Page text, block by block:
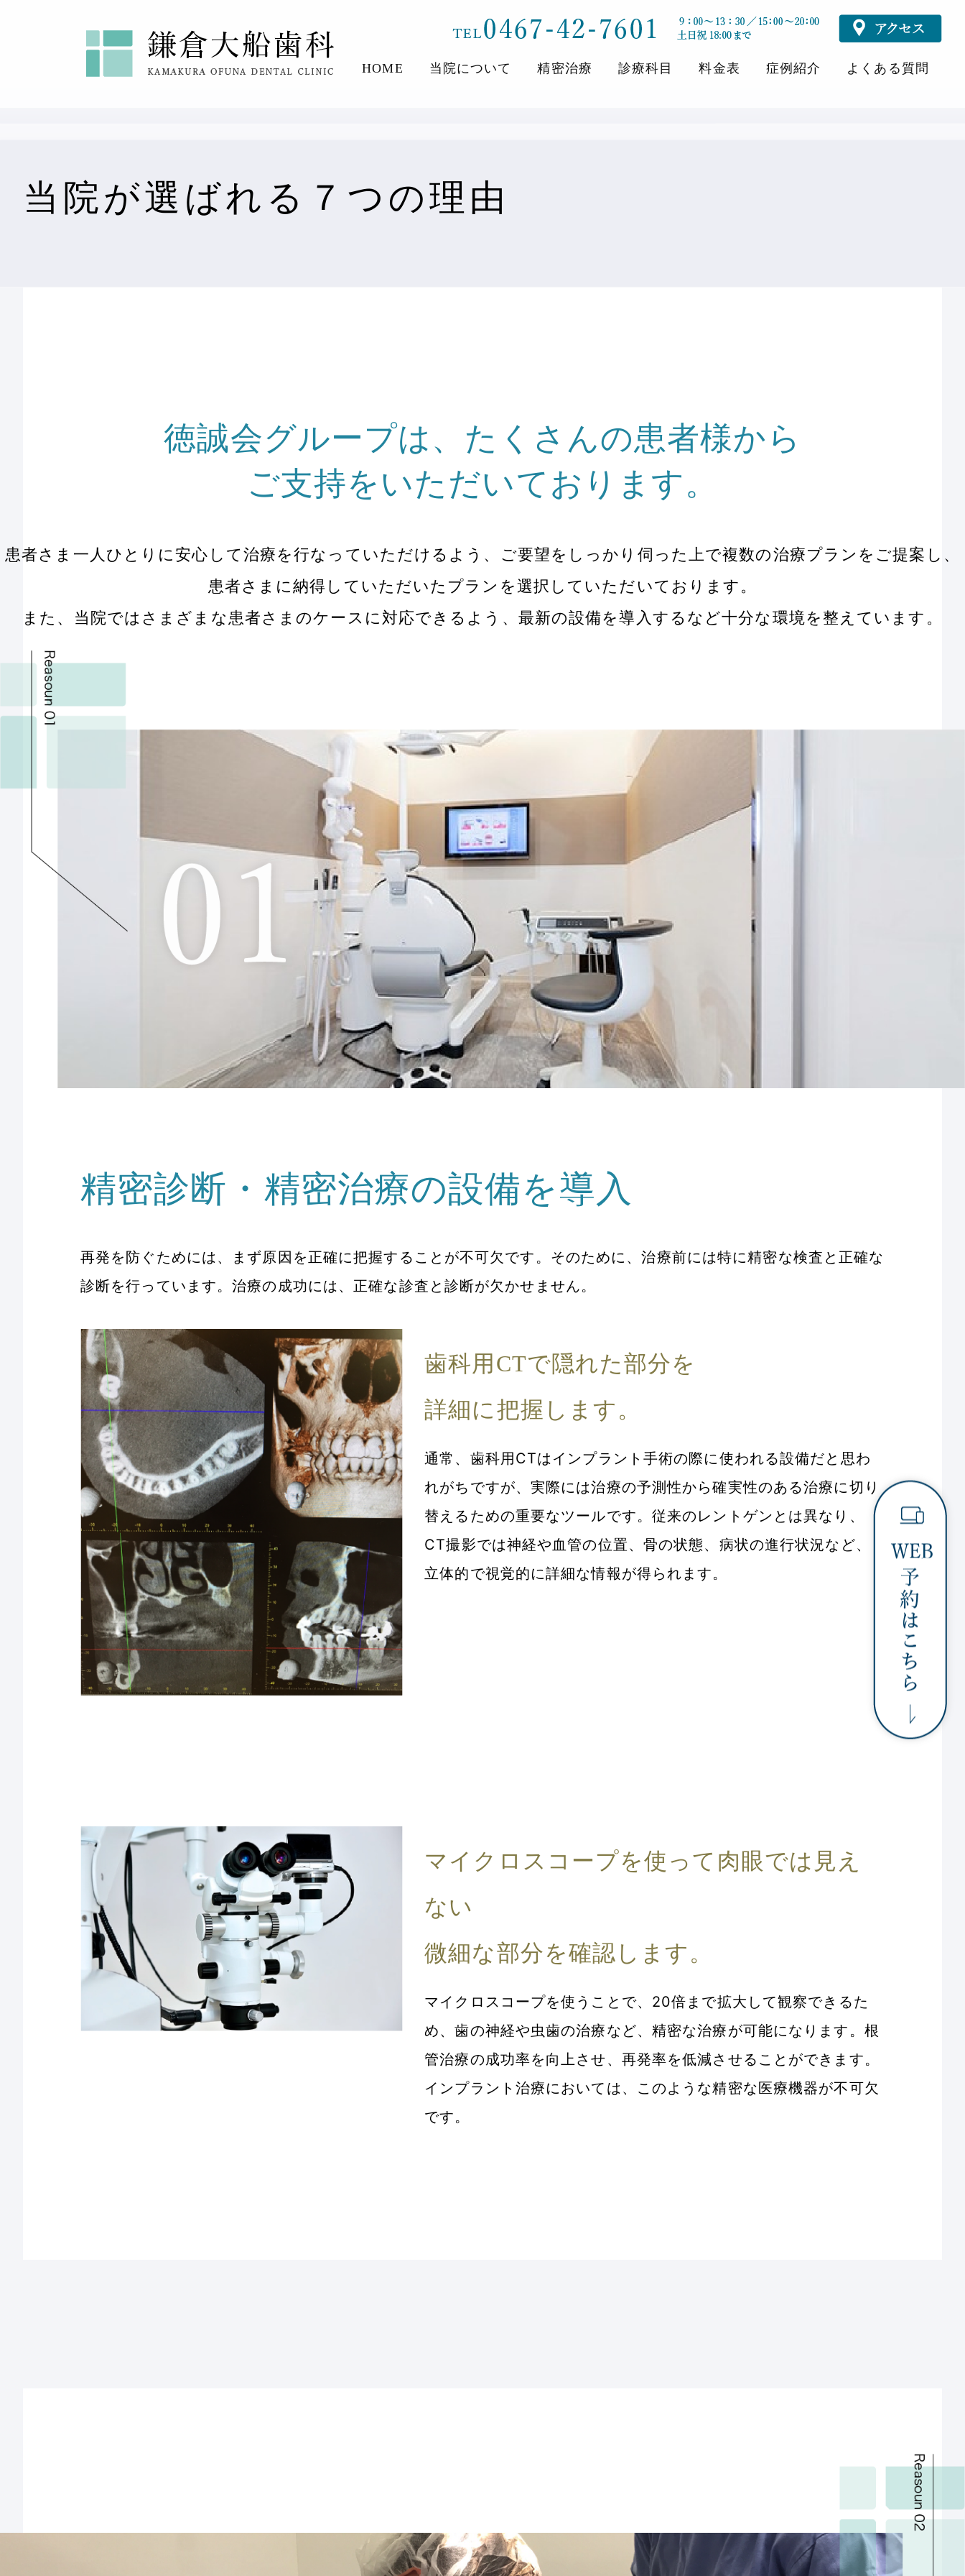
HOME 当院について 精密治療 診療科目 料金表 症例紹介 よくある質問
当院が選ばれる７つの理由
徳誠会グループは、 たくさんの患者様から
ご支持をいただいて おります。
患者さま一人ひとりに安心して治療を行なっていただけるよう、ご要望をしっかり伺った上で複数の治療プランをご提案し、
患者さまに納得していただいたプランを選択していただいております。
また、当院ではさまざまな患者さまのケースに対応できるよう、最新の設備を導入するなど十分な環境を整えています。
精密診断・精密治療の設備を導入
再発を防ぐためには、まず原因を正確に把握することが不可欠です。そのために、治療前には特に精密な検査と正確な
診断を行っています。治療の成功には、正確な診査と診断が欠かせません。
歯科用CTで隠れた部分を
詳細に把握します。
通常、歯科用CTはインプラント手術の際に使われる設備だと思わ
れがちですが、実際には治療の予測性から確実性のある治療に切り
替えるための重要なツールです。従来のレントゲンとは異なり、
CT撮影では神経や血管の位置、骨の状態、病状の進行状況など、
立体的で視覚的に詳細な情報が得られます。
マイクロスコープを使って肉眼では見え
ない
微細な部分を確認します。
マイクロスコープを使うことで、20倍まで拡大して観察できるた
め、歯の神経や虫歯の治療など、精密な治療が可能になります。根
管治療の成功率を向上させ、再発率を低減させることができます。
インプラント治療においては、このような精密な医療機器が不可欠
です。